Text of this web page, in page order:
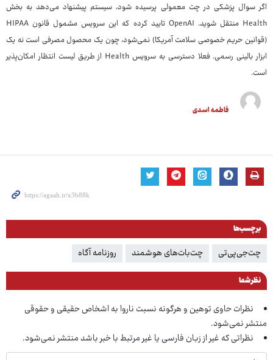
اگر سوال پزشکی در چت معمولی پرسیده شود، سیستم پیشنهاد می‌دهد به بخش
Health منتقل شوید. OpenAI تایید کرده که این سرویس مشمول قانون HIPAA
(قوانین حریم خصوصی سلامت آمریکا) نمی‌شود، چون یک محصول مصرفی است نه یک
ابزار بالینی رسمی. فعلا دسترسی به سرویس Health از طریق لیست انتظار امکان‌پذیر
است.
فاطمه اسدی
برچسب‌ها
چت‌جی‌پی‌تی چت‌بات‌های هوشمند روزنامه آگاه
نظر شما
نظرات حاوی توهین و هرگونه نسبت ناروا به اشخاص حقیقی و حقوقی
منتشر نمی‌شود.
نظراتی که غیر از زبان فارسی یا غیر مرتبط با خبر باشد منتشر نمی‌شود.